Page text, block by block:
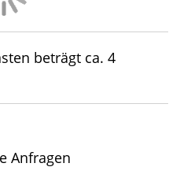
beträgt ca. 4
Anfragen